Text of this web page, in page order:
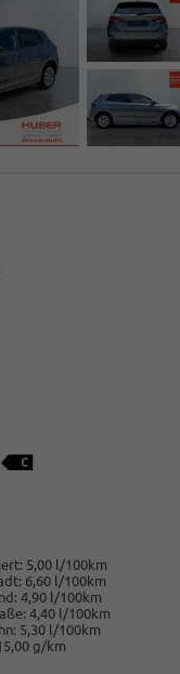
5,00 l/100km
6,60 l/100km
4,90 l/100km
4,40 l/100km
5,30 l/100km
g/km